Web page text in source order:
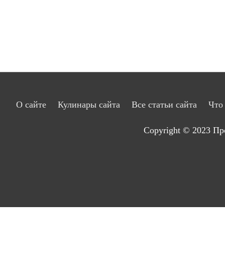
О сайте Кулинары сайта Все статьи сайта Что
Copyright © 2023